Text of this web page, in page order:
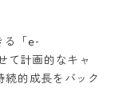
る「e-
て計画的なキャ
続的成長をバック